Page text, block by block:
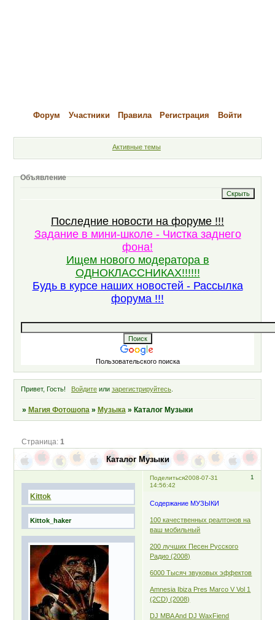
Форум Участники Правила Регистрация Войти
Активные темы
Объявление
Последние новости на форуме !!!
Задание в мини-школе - Чистка заднего
фона!
Ищем нового модератора в
ОДНОКЛАССНИКАХ!!!!!!
Будь в курсе наших новостей - Рассылка
форума !!!
Пользовательского поиска
Привет, Гость! Войдитеили зарегистрируйтесь.
» Магия Фотошопа » Музыка » Каталог Музыки
Каталог Музыки
Страница: 1
Поделиться 1
2008-07-31
14:56:42
Kittok
Kittok_haker
Содержание МУЗЫКИ
100 качественных реалтонов на
ваш мобильный
200 лучших Песен Русского
Радио (2008)
6000 Тысяч звуковых эффектов
Amnesia Ibiza Pres Marco V Vol 1
(2CD) (2008)
DJ MBA And DJ WaxFiend